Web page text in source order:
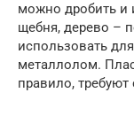
можно дробить и
щебня, дерево –
использовать
металлолом.
правило,